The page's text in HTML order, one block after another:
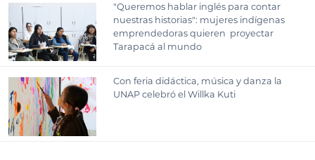
"Queremos hablar inglés para contar
nuestras historias": mujeres indígenas
emprendedoras quieren proyectar
Tarapacá al mundo
Con feria didáctica, música y danza la
UNAP celebró el Willka Kuti